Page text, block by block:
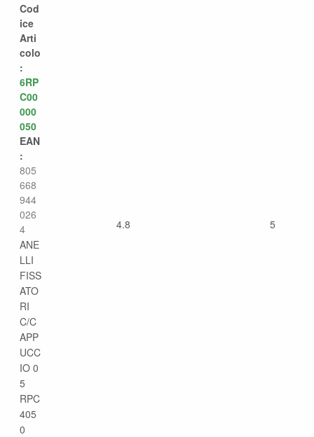
Cod
ice
Arti
colo
:
6RP
C00
000
050
EAN
:
805
668
944
026
4
ANE
LLI
FISS
ATO
RI
C/C
APP
UCC
IO 0
5
RPC
405
0
4.8 5